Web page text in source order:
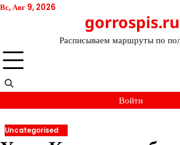
Перейти
Вс, Авг 9, 2026
gorrospis.ru
Расписываем маршруты по
Войти
Uncategorised